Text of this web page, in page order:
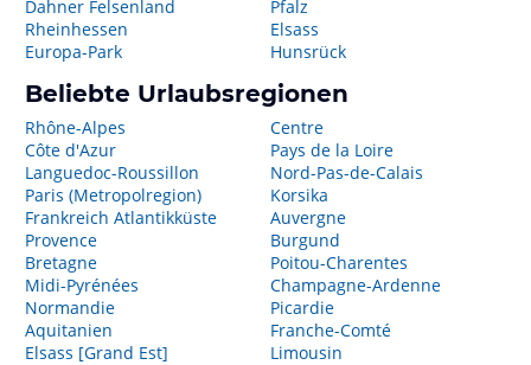
Dahner Felsenland
Rheinhessen
Europa-Park
Pfalz
Elsass
Hunsrück
Beliebte Urlaubsregionen
Rhône-Alpes
Côte d'Azur
Languedoc-Roussillon
Paris (Metropolregion)
Frankreich Atlantikküste
Provence
Bretagne
Midi-Pyrénées
Normandie
Aquitanien
Elsass [Grand Est]
Centre
Pays de la Loire
Nord-Pas-de-Calais
Korsika
Auvergne
Burgund
Poitou-Charentes
Champagne-Ardenne
Picardie
Franche-Comté
Limousin